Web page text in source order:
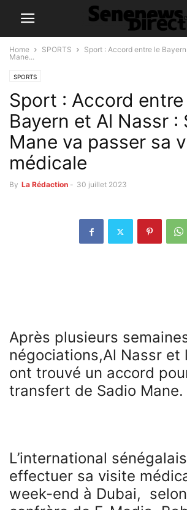
Home SPORTS
Sport : Accord entre le
Mane...
SPORTS
Sport : Accord entre
Bayern et Al Nassr :
Mane va passer sa
médicale
By La Rédaction - 30 juillet 2023
Après plusieurs
négociations,Al Nassr et
ont trouvé un accord
transfert de Sadio Mane.
L’international
effectuer sa visite
week-end à Dubai,